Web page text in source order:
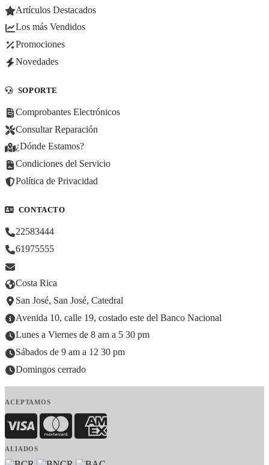
Artículos Destacados
Los más Vendidos
Promociones
Novedades
SOPORTE
Comprobantes Electrónicos
Consultar Reparación
¿Dónde Estamos?
Condiciones del Servicio
Política de Privacidad
CONTACTO
22583444
61975555
Costa Rica
San José, San José, Catedral
Avenida 10, calle 19, costado este del Banco Nacional
Lunes a Viernes de 8 am a 5 30 pm
Sábados de 9 am a 12 30 pm
Domingos cerrado
ACEPTAMOS
Visa MasterCardAmerican Express
ALIADOS